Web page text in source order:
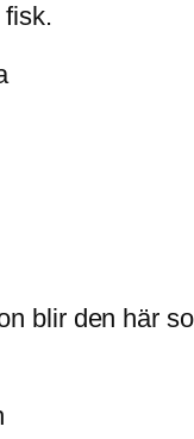
fisk.
blir den här